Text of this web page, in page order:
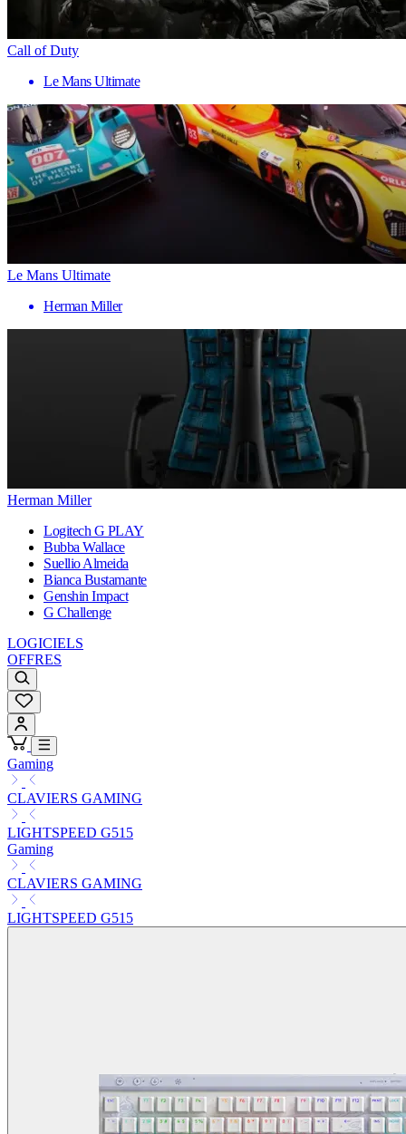
Call of Duty
Le Mans Ultimate
Le Mans Ultimate
Herman Miller
Herman Miller
Logitech G PLAY
Bubba Wallace
Suellio Almeida
Bianca Bustamante
Genshin Impact
G Challenge
LOGICIELS
OFFRES
Gaming
CLAVIERS GAMING
LIGHTSPEED G515
Gaming
CLAVIERS GAMING
LIGHTSPEED G515